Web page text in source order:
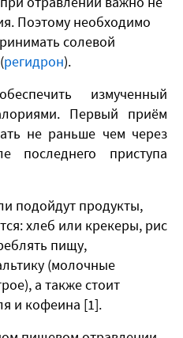
Поэтому необходимо
солевой
регидрон).
измученный
Первый приём
не раньше чем через
последнего приступа
подойдут продукты,
хлеб или крекеры, рис
пищу,
(молочные
а также стоит
и кофеина [1].